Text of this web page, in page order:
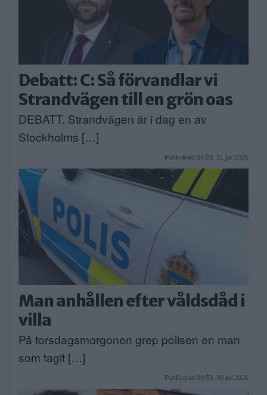
Debatt: C: Så förvandlar vi
Strandvägen till en grön oas
DEBATT. Strandvägen är i dag en av
Stockholms […]
Publicerad 07:01, 31 juli 2026
Man anhållen efter våldsdåd i
villa
På torsdagsmorgonen grep polisen en man
som tagit […]
Publicerad 09:53, 30 juli 2026